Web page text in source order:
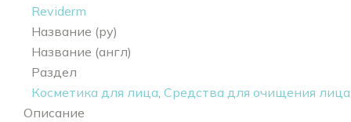
Reviderm
Название (ру)
Название (англ)
Раздел
Косметика для лица, Средства для очищения лица
Описание